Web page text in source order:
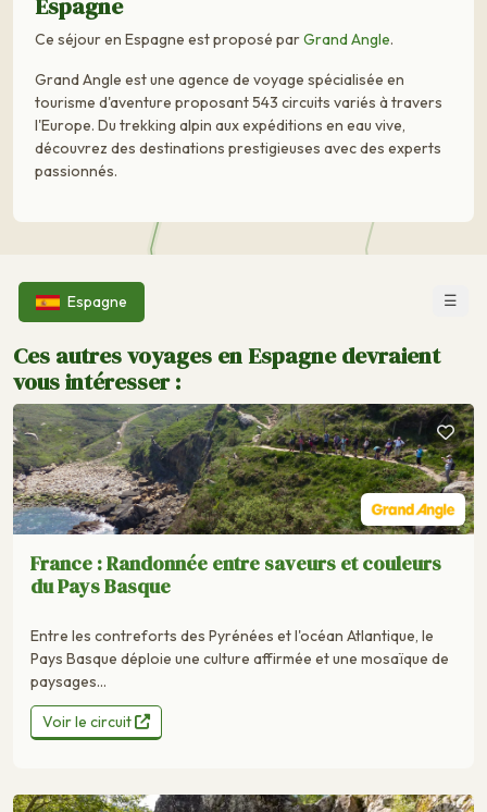
Ce séjour en Espagne est proposé parGrand Angle.
Grand Angle est une agence de voyage spécialisée en
tourisme d'aventure proposant 543 circuits variés à travers
l'Europe. Du trekking alpin aux expéditions en eau vive,
découvrez des destinations prestigieuses avec des experts
passionnés.
Espagne ☰
Ces autres voyages en Espagne devraient
vous intéresser :
France : Randonnée entre saveurs et couleurs
du Pays Basque
Entre les contreforts des Pyrénées et l'océan Atlantique, le
Pays Basque déploie une culture affirmée et une mosaïque de
paysages...
Voir le circuit